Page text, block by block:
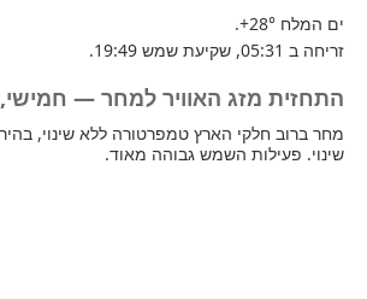
ים המלח +28°
.
זריחה ב 05:31, שקיעת שמש 19:49.
התחזית מזג האוויר למחר — חמישי, 2 יולי.
שינוי. פעילות השמש גבוהה מאוד.